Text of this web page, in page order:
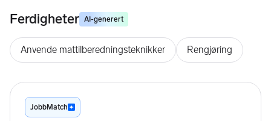
Ferdigheter AI-generert
Anvende mattilberedningsteknikker Rengjøring